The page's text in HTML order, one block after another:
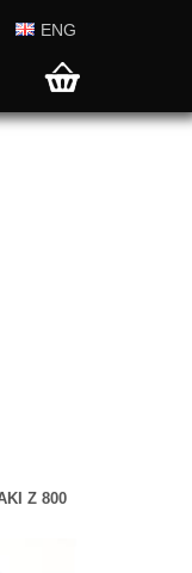
ENG
e
Z 800